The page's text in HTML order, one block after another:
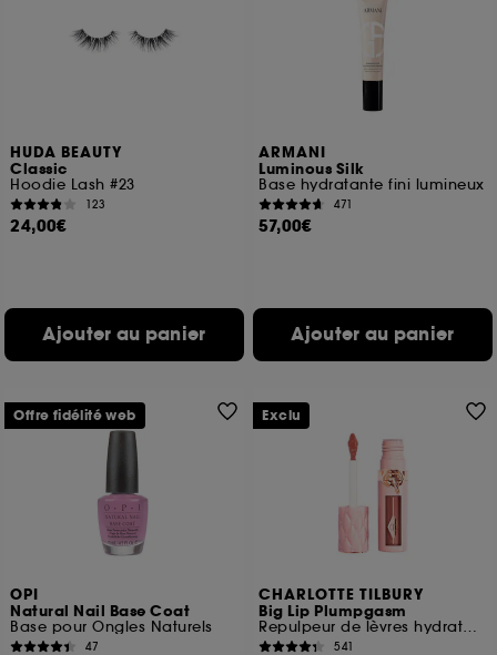
HUDA BEAUTY
Classic
Hoodie Lash #23
123
24,00€
Ajouter au panier
ARMANI
Luminous Silk
Base hydratante fini lumineux
471
57,00€
Ajouter au panier
OPI
Natural Nail Base Coat
Base pour Ongles Naturels
47
Offre fidélité web
CHARLOTTE TILBURY
Big Lip Plumpgasm
Repulpeur de lèvres hydratant
541
Exclu